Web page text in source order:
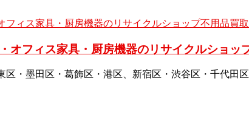
フィス家具・厨房機器のリサイクルショッ
区・墨田区・葛飾区・港区、新宿区・渋谷区・千代